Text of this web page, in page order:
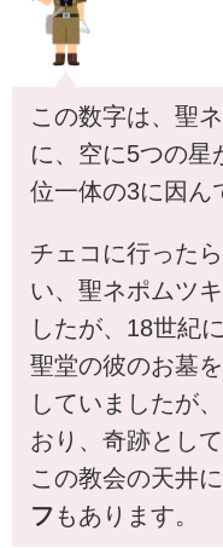
この数字は、聖
に、空に5つの星
位一体の3に因ん
チェコに行った
い、聖ネポムツ
したが、18世紀
聖堂の彼のお墓
していましたが
おり、奇跡とし
この教会の天井
フもあります。